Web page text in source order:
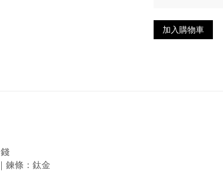
加入購物車
鍊條：鈦金